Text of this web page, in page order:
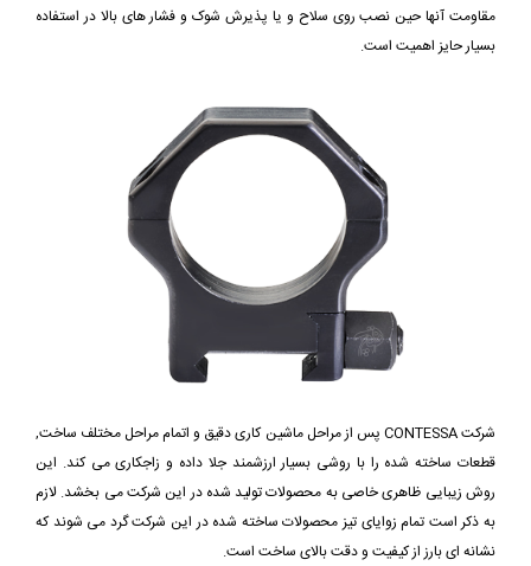
مقاومت آنها حین نصب روی سلاح و یا پذیرش شوک و فشار های بالا در استفاده
بسیار حايز اهمیت است.
شرکت CONTESSA پس از مراحل ماشین کاری دقیق و اتمام مراحل مختلف ساخت,
قطعات ساخته شده را با روشی بسیار ارزشمند جلا داده و زاجکاری می کند. این
روش زیبایی ظاهری خاصی به محصولات تولید شده در این شرکت می بخشد. لازم
به ذکر است تمام زوایای تیز محصولات ساخته شده در این شرکت گرد می شوند که
نشانه ای بارز از کیفیت و دقت بالای ساخت است.